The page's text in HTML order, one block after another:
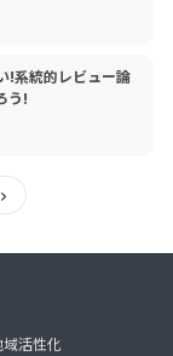
!系統的レビュー論
う!
活性化